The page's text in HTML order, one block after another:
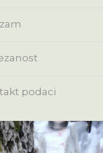
podaci